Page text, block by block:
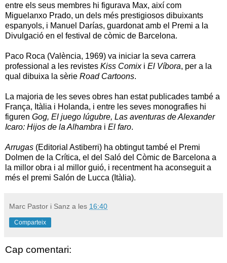
entre els seus membres hi figurava Max, així com
Miguelanxo Prado, un dels més prestigiosos dibuixants
espanyols, i Manuel Darías, guardonat amb el Premi a la
Divulgació en el festival de còmic de Barcelona.
Paco Roca (València, 1969) va iniciar la seva carrera
professional a les revistes Kiss Comixi El Víbora, per a la
qual dibuixa la sèrie Road Cartoons.
La majoria de les seves obres han estat publicades també a
França, Itàlia i Holanda, i entre les seves monografies hi
figuren Gog, El juego lúgubre, Las aventuras de Alexander
Icaro: Hijos de la Alhambra i El faro.
Arrugas (Editorial Astiberri) ha obtingut també el Premi
Dolmen de la Crítica, el del Saló del Còmic de Barcelona a
la millor obra i al millor guió, i recentment ha aconseguit a
més el premi Salón de Lucca (Itàlia).
Marc Pastor i Sanz a les 16:40
Comparteix
Cap comentari: